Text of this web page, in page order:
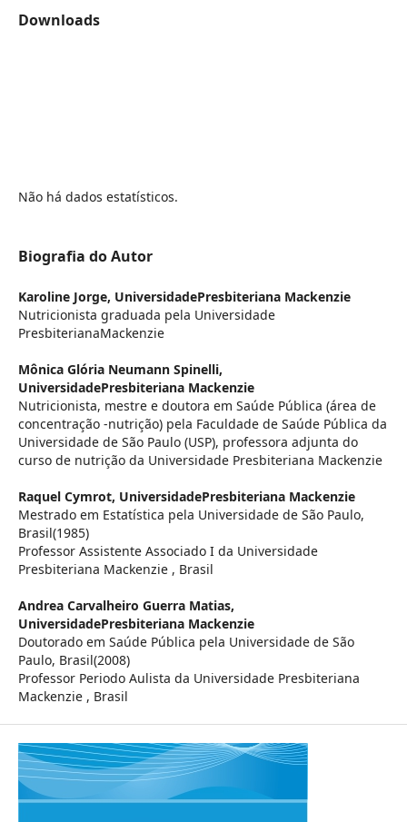
Downloads
Não há dados estatísticos.
Biografia do Autor
Karoline Jorge, UniversidadePresbiteriana Mackenzie
Nutricionista graduada pela Universidade
PresbiterianaMackenzie
Mônica Glória Neumann Spinelli,
UniversidadePresbiteriana Mackenzie
Nutricionista, mestre e doutora em Saúde Pública (área de
concentração -nutrição) pela Faculdade de Saúde Pública da
Universidade de São Paulo (USP), professora adjunta do
curso de nutrição da Universidade Presbiteriana Mackenzie
Raquel Cymrot, UniversidadePresbiteriana Mackenzie
Mestrado em Estatística pela Universidade de São Paulo,
Brasil(1985)
Professor Assistente Associado I da Universidade
Presbiteriana Mackenzie , Brasil
Andrea Carvalheiro Guerra Matias,
UniversidadePresbiteriana Mackenzie
Doutorado em Saúde Pública pela Universidade de São
Paulo, Brasil(2008)
Professor Periodo Aulista da Universidade Presbiteriana
Mackenzie , Brasil